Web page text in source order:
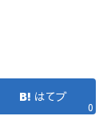
はてブ
0